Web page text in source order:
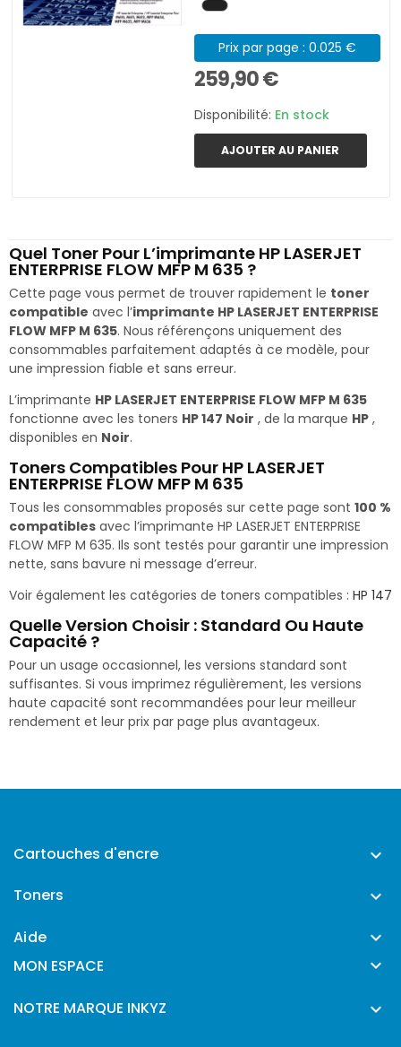
Prix par page : 0.025 €
259,90 €
Disponibilité: En stock
AJOUTER AU PANIER
Quel Toner Pour L’imprimante HP LASERJET
ENTERPRISE FLOW MFP M 635 ?
Cette page vous permet de trouver rapidement le toner
compatible avec l’imprimante HP LASERJET ENTERPRISE
FLOW MFP M 635. Nous référençons uniquement des
consommables parfaitement adaptés à ce modèle, pour
une impression fiable et sans erreur.
L’imprimante HP LASERJET ENTERPRISE FLOW MFP M 635
fonctionne avec les toners HP 147 Noir , de la marque HP ,
disponibles en Noir.
Toners Compatibles Pour HP LASERJET
ENTERPRISE FLOW MFP M 635
Tous les consommables proposés sur cette page sont 100 %
compatibles avec l’imprimante HP LASERJET ENTERPRISE
FLOW MFP M 635. Ils sont testés pour garantir une impression
nette, sans bavure ni message d’erreur.
Voir également les catégories de toners compatibles : HP 147
Quelle Version Choisir : Standard Ou Haute
Capacité ?
Pour un usage occasionnel, les versions standard sont
suffisantes. Si vous imprimez régulièrement, les versions
haute capacité sont recommandées pour leur meilleur
rendement et leur prix par page plus avantageux.
Cartouches d'encre 
Toners 
Aide 
MON ESPACE 
NOTRE MARQUE INKYZ 